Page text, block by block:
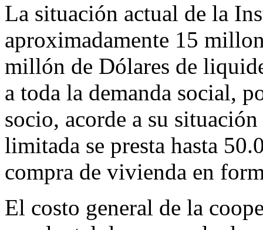
La situación actual de la
aproximadamente 15
millón de Dólares de
a toda la demanda social,
socio, acorde a su
limitada se presta hasta
compra de vivienda en
El costo general de la